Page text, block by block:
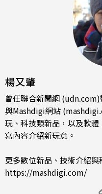
楊又肇
曾任聯合新聞網
與Mashdigi網站
玩、科技類新品，以及軟
寫內容介紹新玩意。
更多數位新品、技術介紹與
https://mashdigi.com/